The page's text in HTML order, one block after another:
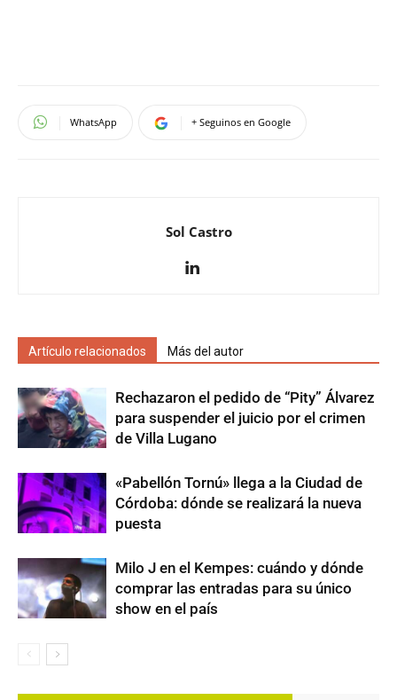
WhatsApp + Seguinos en Google
Sol Castro
Artículo relacionados Más del autor
Rechazaron el pedido de “Pity” Álvarez
para suspender el juicio por el crimen
de Villa Lugano
«Pabellón Tornú» llega a la Ciudad de
Córdoba: dónde se realizará la nueva
puesta
Milo J en el Kempes: cuándo y dónde
comprar las entradas para su único
show en el país